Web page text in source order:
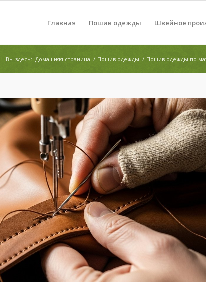
Главная Пошив одежды Швейное
Вы здесь: Домашняя страница / Пошив одежды / Пошив одежды по